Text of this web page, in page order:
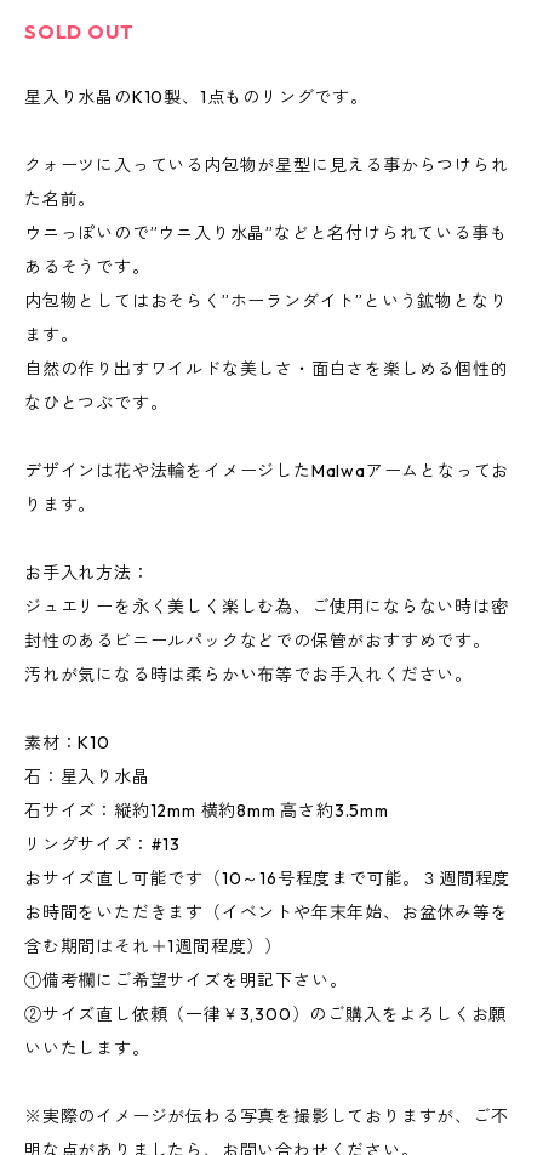
SOLD OUT
星入り水晶のK10製、1点ものリングです。
クォーツに入っている内包物が星型に見える事からつけられ
た名前。
ウニっぽいので”ウニ入り水晶”などと名付けられている事も
あるそうです。
内包物としてはおそらく”ホーランダイト”という鉱物となり
ます。
自然の作り出すワイルドな美しさ・面白さを楽しめる個性的
なひとつぶです。
デザインは花や法輪をイメージしたMalwaアームとなってお
ります。
お手入れ方法：
ジュエリーを永く美しく楽しむ為、ご使用にならない時は密
封性のあるビニールパックなどでの保管がおすすめです。
汚れが気になる時は柔らかい布等でお手入れください。
素材：K10
石：星入り水晶
石サイズ：縦約12mm 横約8mm 高さ約3.5mm
リングサイズ：#13
おサイズ直し可能です（10～16号程度まで可能。３週間程度
お時間をいただきます（イベントや年末年始、お盆休み等を
含む期間はそれ＋1週間程度））
①備考欄にご希望サイズを明記下さい。
②サイズ直し依頼（一律￥3,300）のご購入をよろしくお願
いいたします。
※実際のイメージが伝わる写真を撮影しておりますが、ご不
明な点がありましたら、お問い合わせください。